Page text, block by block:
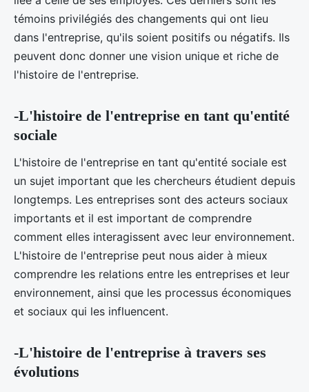
témoins privilégiés des changements qui ont lieu
dans l'entreprise, qu'ils soient positifs ou négatifs. Ils
peuvent donc donner une vision unique et riche de
l'histoire de l'entreprise.
-L'histoire de l'entreprise en tant qu'entité
sociale
L'histoire de l'entreprise en tant qu'entité sociale est
un sujet important que les chercheurs étudient depuis
longtemps. Les entreprises sont des acteurs sociaux
importants et il est important de comprendre
comment elles interagissent avec leur environnement.
L'histoire de l'entreprise peut nous aider à mieux
comprendre les relations entre les entreprises et leur
environnement, ainsi que les processus économiques
et sociaux qui les influencent.
-L'histoire de l'entreprise à travers ses
évolutions